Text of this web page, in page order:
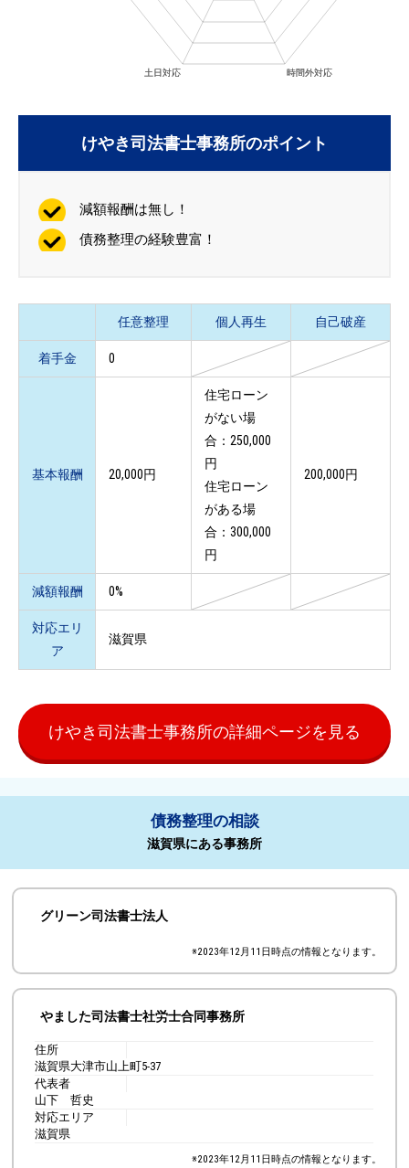
けやき司法書士事務所のポイント
減額報酬は無し！
債務整理の経験豊富！
任意整理 個人再生 自己破産
着手金 0
基本報酬 20,000円
住宅ローン
がない場
合：250,000
円
住宅ローン
がある場
合：300,000
円
200,000円
減額報酬 0%
対応エリ
ア
滋賀県
けやき司法書士事務所の詳細ページを見る
債務整理の相談
滋賀県にある事務所
グリーン司法書士法人
※2023年12月11日時点の情報となります。
やました司法書士社労士合同事務所
住所
滋賀県大津市山上町5-37
代表者
山下 哲史
対応エリア
滋賀県
※2023年12月11日時点の情報となります。